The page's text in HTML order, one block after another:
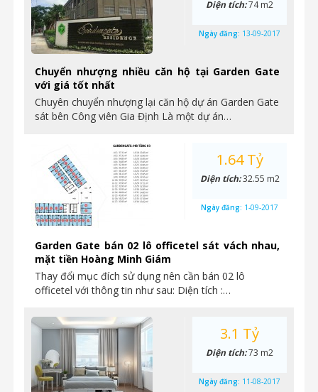
Chuyển nhượng nhiều căn hộ tại Garden Gate
với giá tốt nhất
Chuyên chuyển nhượng lại căn hộ dự án Garden Gate
sát bên Công viên Gia Định Là một dự án…
Diện tích:74 m2
Ngày đăng: 13-09-2017
Garden Gate bán 02 lô officetel sát vách nhau,
mặt tiền Hoàng Minh Giám
Thay đổi mục đích sử dụng nên cần bán 02 lô
officetel với thông tin như sau: Diện tích :…
1.64 Tỷ
Diện tích:32.55 m2
Ngày đăng: 1-09-2017
3.1 Tỷ
Diện tích:73 m2
Ngày đăng: 11-08-2017